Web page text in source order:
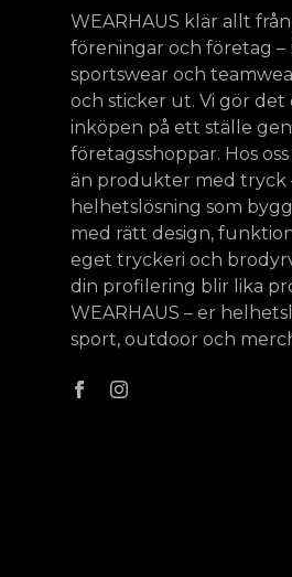
WEARHAUS klär allt
föreningar och företag –
sportswear och
och sticker ut. Vi gör
inköpen på ett ställe
företagsshoppar. Hos
än produkter med tryck
helhetslösning som
med rätt design,
eget tryckeri och
din profilering blir lika
WEARHAUS – er
sport, outdoor och